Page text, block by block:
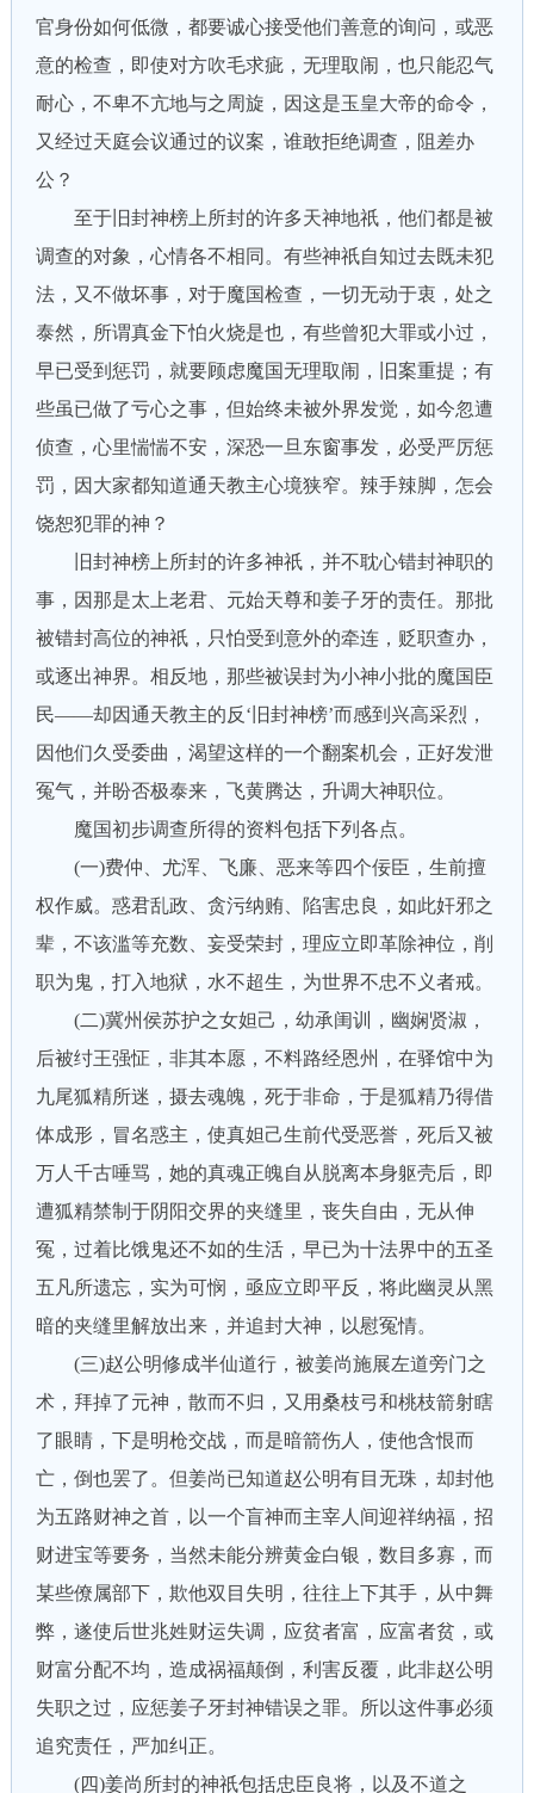
官身份如何低微，都要诚心接受他们善意的询问，或恶
意的检查，即使对方吹毛求疵，无理取闹，也只能忍气
耐心，不卑不亢地与之周旋，因这是玉皇大帝的命令，
又经过天庭会议通过的议案，谁敢拒绝调查，阻差办
公？
至于旧封神榜上所封的许多天神地祇，他们都是被
调查的对象，心情各不相同。有些神祇自知过去既未犯
法，又不做坏事，对于魔国检查，一切无动于衷，处之
泰然，所谓真金下怕火烧是也，有些曾犯大罪或小过，
早已受到惩罚，就要顾虑魔国无理取闹，旧案重提；有
些虽已做了亏心之事，但始终未被外界发觉，如今忽遭
侦查，心里惴惴不安，深恐一旦东窗事发，必受严厉惩
罚，因大家都知道通天教主心境狭窄。辣手辣脚，怎会
饶恕犯罪的神？
旧封神榜上所封的许多神祇，并不耽心错封神职的
事，因那是太上老君、元始天尊和姜子牙的责任。那批
被错封高位的神祇，只怕受到意外的牵连，贬职查办，
或逐出神界。相反地，那些被误封为小神小批的魔国臣
民——却因通天教主的反‘旧封神榜’而感到兴高采烈，
因他们久受委曲，渴望这样的一个翻案机会，正好发泄
冤气，并盼否极泰来，飞黄腾达，升调大神职位。
魔国初步调查所得的资料包括下列各点。
(一)费仲、尤浑、飞廉、恶来等四个佞臣，生前擅
权作威。惑君乱政、贪污纳贿、陷害忠良，如此奸邪之
辈，不该滥等充数、妄受荣封，理应立即革除神位，削
职为鬼，打入地狱，水不超生，为世界不忠不义者戒。
(二)冀州侯苏护之女妲己，幼承闺训，幽娴贤淑，
后被纣王强怔，非其本愿，不料路经恩州，在驿馆中为
九尾狐精所迷，摄去魂魄，死于非命，于是狐精乃得借
体成形，冒名惑主，使真妲己生前代受恶誉，死后又被
万人千古唾骂，她的真魂正魄自从脱离本身躯壳后，即
遭狐精禁制于阴阳交界的夹缝里，丧失自由，无从伸
冤，过着比饿鬼还不如的生活，早已为十法界中的五圣
五凡所遗忘，实为可悯，亟应立即平反，将此幽灵从黑
暗的夹缝里解放出来，并追封大神，以慰冤情。
(三)赵公明修成半仙道行，被姜尚施展左道旁门之
术，拜掉了元神，散而不归，又用桑枝弓和桃枝箭射瞎
了眼睛，下是明枪交战，而是暗箭伤人，使他含恨而
亡，倒也罢了。但姜尚已知道赵公明有目无珠，却封他
为五路财神之首，以一个盲神而主宰人间迎祥纳福，招
财进宝等要务，当然未能分辨黄金白银，数目多寡，而
某些僚属部下，欺他双目失明，往往上下其手，从中舞
弊，遂使后世兆姓财运失调，应贫者富，应富者贫，或
财富分配不均，造成祸福颠倒，利害反覆，此非赵公明
失职之过，应惩姜子牙封神错误之罪。所以这件事必须
追究责任，严加纠正。
(四)姜尚所封的神祇包括忠臣良将，以及不道之